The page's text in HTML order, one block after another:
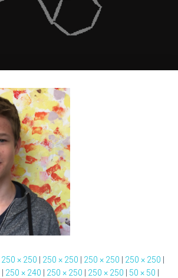
250 × 250 250 × 250 250 × 250 250 × 250
250 × 240 250 × 250 250 × 250 50 × 50